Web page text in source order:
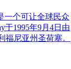
一个可让全球民众
于1995年9月4日由
福尼亚州圣荷塞。